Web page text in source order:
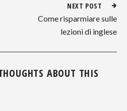
NEXT POST
Come risparmiare sulle
lezioni di inglese
ABOUT THIS